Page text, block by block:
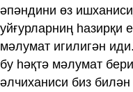
әпәндини өз
уйғурларниң һазирқи
мәлумат игилигән
бу һәқтә мәлумат
әлчиханиси биз